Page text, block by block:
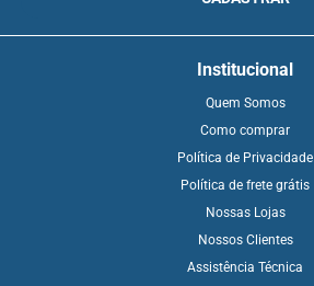
Institucional
Quem Somos
Como comprar
Política de Privacidade
Política de frete grátis
Nossas Lojas
Nossos Clientes
Assistência Técnica